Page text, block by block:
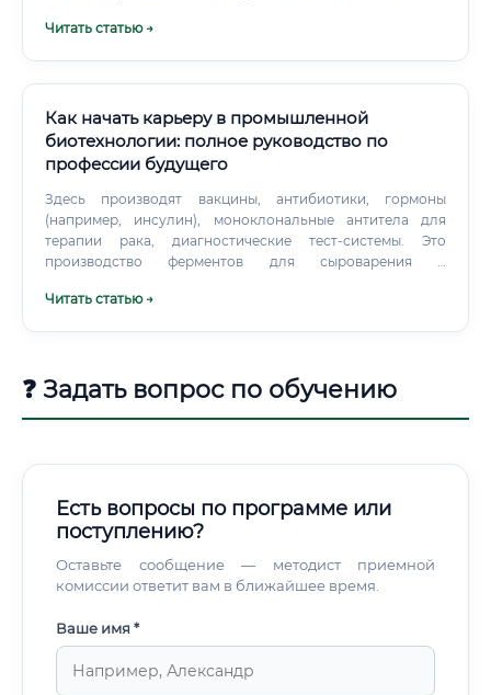
лаборатории — один из самых стабильных
экосистема биотехнологических стартапов, особенно в
Москве, Санкт-Петербурге, Казани и Новосибирске.
Читать статью →
Как начать карьеру в промышленной
биотехнологии: полное руководство по
профессии будущего
Здесь производят вакцины, антибиотики, гормоны
(например, инсулин), моноклональные антитела для
терапии рака, диагностические тест-системы. Это
производство ферментов для сыроварения и
кислоты, заквасок для кисломолочных продуктов,
Читать статью →
❓ Задать вопрос по обучению
Есть вопросы по программе или
поступлению?
Оставьте сообщение — методист приемной
комиссии ответит вам в ближайшее время.
Ваше имя *